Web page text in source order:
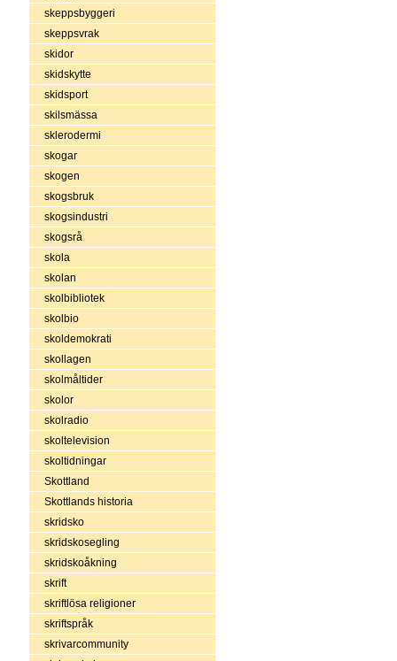
skeppsbyggeri
skeppsvrak
skidor
skidskytte
skidsport
skilsmässa
sklerodermi
skogar
skogen
skogsbruk
skogsindustri
skogsrå
skola
skolan
skolbibliotek
skolbio
skoldemokrati
skollagen
skolmåltider
skolor
skolradio
skoltelevision
skoltidningar
Skottland
Skottlands historia
skridsko
skridskosegling
skridskoåkning
skrift
skriftlösa religioner
skriftspråk
skrivarcommunity